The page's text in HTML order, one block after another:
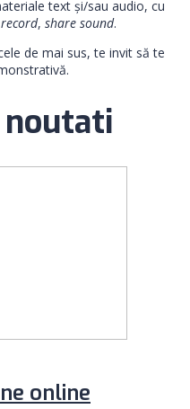
text și/sau audio, cu
record, share sound.
de mai sus, te invit să te
online